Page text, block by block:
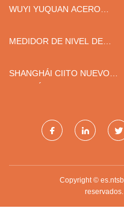
WUYI YUQUAN ACERO
LTD
MEDIDOR DE NIVEL DE
CHINA
SHANGHÁI CIITO NUEVO
Copyright ©
reservados.